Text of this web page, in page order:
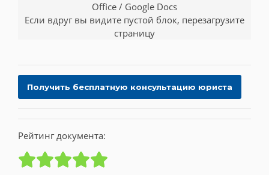
Office / Google Docs
Если вдруг вы видите пустой блок, перезагрузите
страницу
Рейтинг документа: